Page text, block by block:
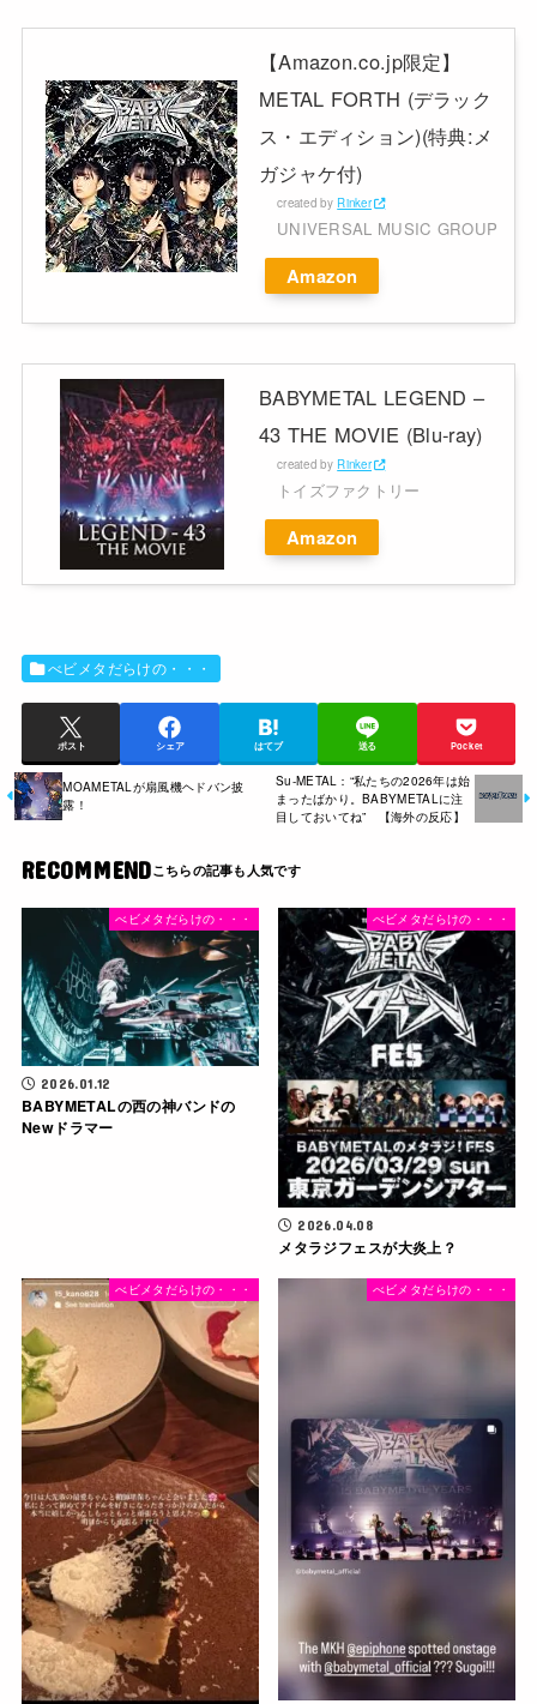
【Amazon.co.jp限定】
METAL FORTH (デラック
ス・エディション)(特典:メ
ガジャケ付)
created by Rinker
UNIVERSAL MUSIC GROUP
Amazon
BABYMETAL LEGEND –
43 THE MOVIE (Blu-ray)
created by Rinker
トイズファクトリー
Amazon
べビメタだらけの・・・
ポスト シェア はてブ 送る Pocket
MOAMETALが扇風機ヘドバン披
露！
Su-METAL：“私たちの2026年は始
まったばかり。BABYMETALに注
目しておいてね” 【海外の反応】
RECOMMEND
べビメタだらけの・・・
2026.01.12
BABYMETALの西の神バンドの
Newドラマー
べビメタだらけの・・・
2026.04.08
メタラジフェスが大炎上？
べビメタだらけの・・・ べビメタだらけの・・・